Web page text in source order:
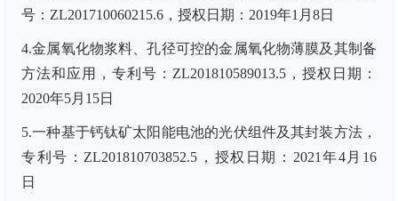
号：ZL201710060215.6，授权日期：2019年1月8日
4.金属氧化物浆料、孔径可控的金属氧化物薄膜及其制备
方法和应用，专利号：ZL201810589013.5，授权日期：
2020年5月15日
5.一种基于钙钛矿太阳能电池的光伏组件及其封装方法，
专利号：ZL201810703852.5，授权日期：2021年4月16
日